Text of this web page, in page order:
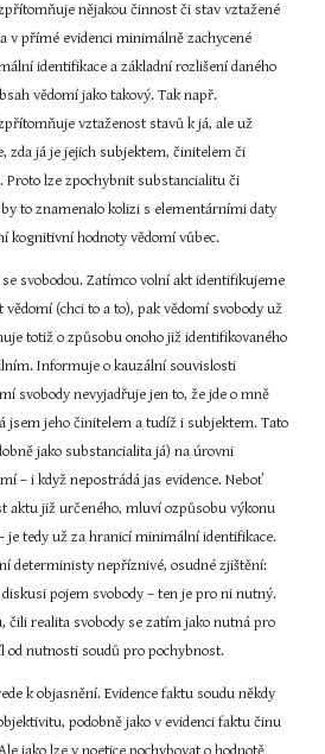
nějakou činnost či stav vztažené
v přímé evidenci minimálně zachycené
identifikace a základní rozlišení daného
vědomí jako takový. Tak např.
vztaženost stavů k já, ale už
zda já je jejich subjektem, činitelem či
Proto lze zpochybnit substancialitu či
to znamenalo kolizi s elementárními daty
kognitivní hodnoty vědomí vůbec.
svobodou. Zatímco volní akt identifikujeme
(chci to a to), pak vědomí svobody už
totiž o způsobu onoho již identifikovaného
Informuje o kauzální souvislosti
svobody nevyjadřuje jen to, že jde o mně
jsem jeho činitelem a tudíž i subjektem. Tato
jako substancialita já) na úrovni
– i když nepostrádá jas evidence. Neboť
aktu již určeného, mluví ozpůsobu výkonu
je tedy už za hranicí minimální identifikace.
deterministy nepříznivé, osudné zjištění:
pojem svobody – ten je pro ni nutný.
čili realita svobody se zatím jako nutná pro
od nutnosti soudů pro pochybnost.
k objasnění. Evidence faktu soudu někdy
podobně jako v evidenci faktu činu